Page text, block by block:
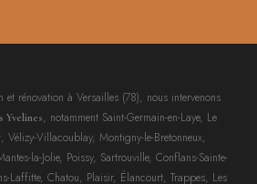
et rénovation à Versailles (78), nous intervenons
Yvelines, notamment Saint-Germain-en-Laye, Le
Vélizy-Villacoublay, Montigny-le-Bretonneux,
la-Jolie, Poissy, Sartrouville, Conflans-Sainte-
Laffitte, Chatou, Plaisir, Élancourt, Trappes, Les